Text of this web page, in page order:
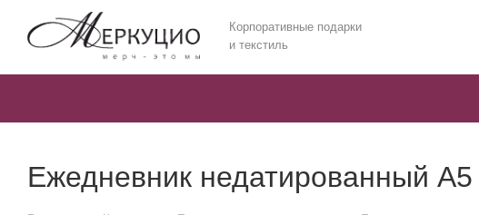
Корпоративные подарки
и текстиль
Ежедневник недатированный